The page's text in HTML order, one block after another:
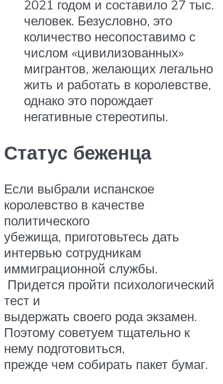
2021 годом и составило 27 тыс.
человек. Безусловно, это
количество несопоставимо с
числом «цивилизованных»
мигрантов, желающих легально
жить и работать в королевстве,
однако это порождает
негативные стереотипы.
Статус беженца
Если выбрали испанское
королевство в качестве
политического
убежища, приготовьтесь дать
интервью сотрудникам
иммиграционной службы.
Придется пройти психологический
тест и
выдержать своего рода экзамен.
Поэтому советуем тщательно к
нему подготовиться,
прежде чем собирать пакет бумаг.